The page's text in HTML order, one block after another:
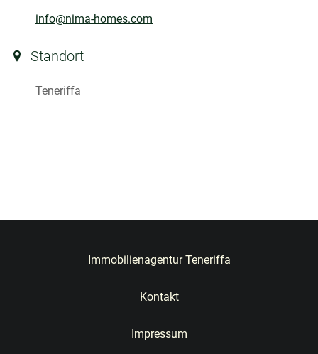
info@nima-homes.com
Standort
Teneriffa
Immobilienagentur Teneriffa
Kontakt
Impressum